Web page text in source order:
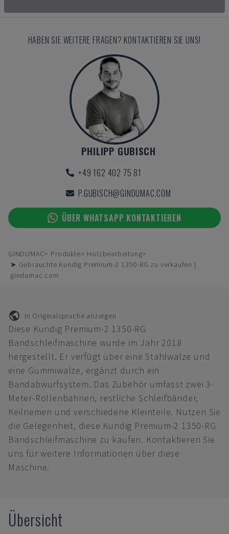
HABEN SIE WEITERE FRAGEN? KONTAKTIEREN SIE UNS!
PHILIPP GUBISCH
+49 162 402 75 81
P.GUBISCH@GINDUMAC.COM
ÜBER WHATSAPP KONTAKTIEREN
GINDUMAC Produkte
Holzbearbeitung
➤ Gebrauchte Kundig Premium-2 1350-RG zu verkaufen |
gindumac.com
In Originalsprache anzeigen
Diese Kundig Premium-2 1350-RG
Bandschleifmaschine wurde im Jahr 2018
hergestellt. Er verfügt über eine Stahlwalze und
eine Gummiwalze, ergänzt durch ein
Bandabwurfsystem. Das Zubehör umfasst zwei 3-
Meter-Rollenbahnen, restliche Schleifbänder,
Keilriemen und verschiedene Kleinteile. Nutzen Sie
die Gelegenheit, diese Kundig Premium-2 1350-RG
Bandschleifmaschine zu kaufen. Kontaktieren Sie
uns für weitere Informationen über diese
Maschine.
Übersicht